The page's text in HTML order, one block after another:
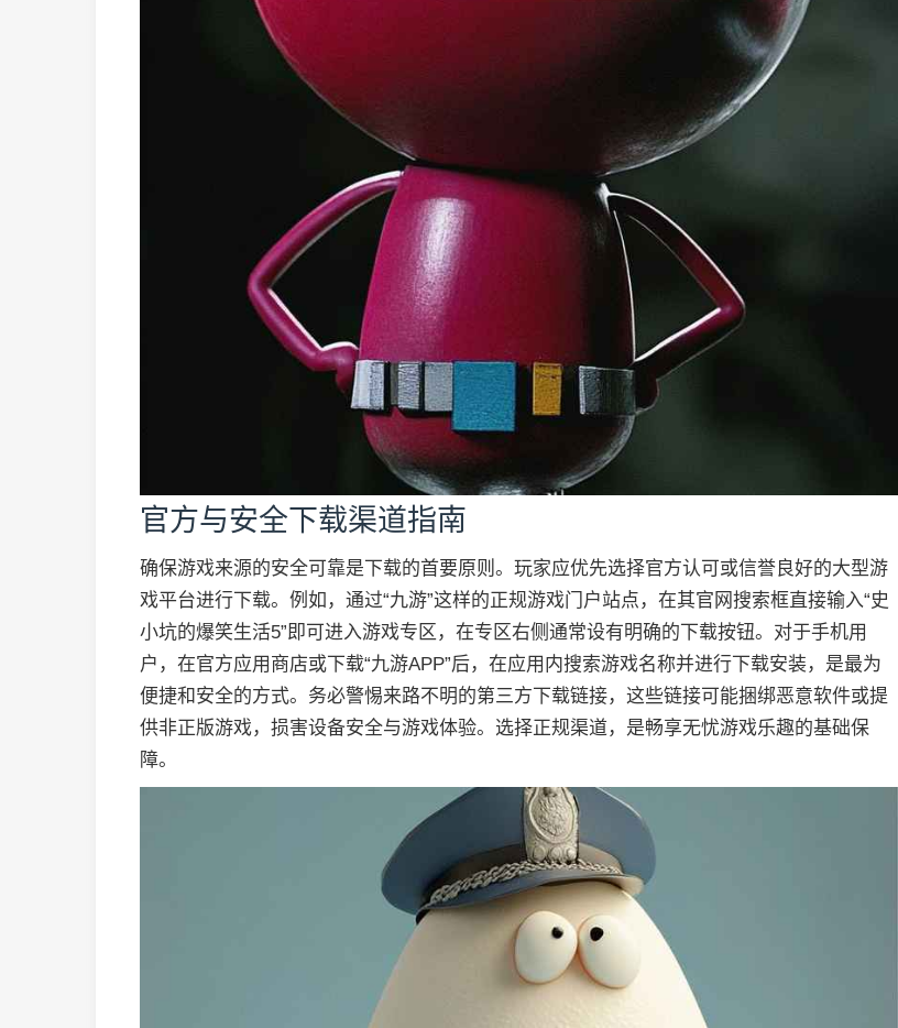
官方与安全下载渠道指南
确保游戏来源的安全可靠是下载的首要原则。玩家应优先选择官方认可或信誉良好的大型游
戏平台进行下载。例如，通过“九游”这样的正规游戏门户站点，在其官网搜索框直接输入“史
小坑的爆笑生活5”即可进入游戏专区，在专区右侧通常设有明确的下载按钮。对于手机用
户，在官方应用商店或下载“九游APP”后，在应用内搜索游戏名称并进行下载安装，是最为
便捷和安全的方式。务必警惕来路不明的第三方下载链接，这些链接可能捆绑恶意软件或提
供非正版游戏，损害设备安全与游戏体验。选择正规渠道，是畅享无忧游戏乐趣的基础保
障。